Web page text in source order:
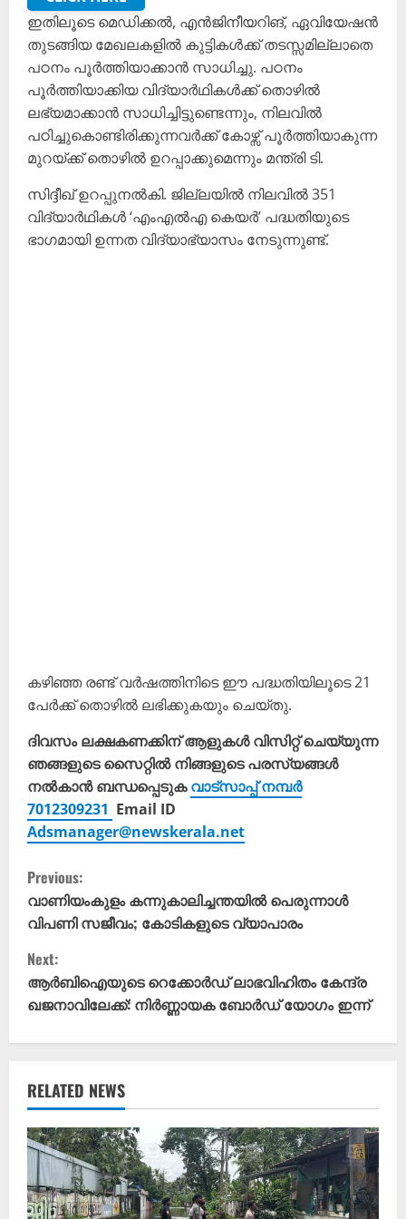
ഇതിലൂടെ മെഡിക്കൽ, എൻജിനീയറിങ്, ഏവിയേഷൻ
തുടങ്ങിയ മേഖലകളിൽ കുട്ടികൾക്ക് തടസ്സമില്ലാതെ
പഠനം പൂർത്തിയാക്കാൻ സാധിച്ചു. പഠനം
പൂർത്തിയാക്കിയ വിദ്യാർഥികൾക്ക് തൊഴിൽ
ലഭ്യമാക്കാൻ സാധിച്ചിട്ടുണ്ടെന്നും, നിലവിൽ
പഠിച്ചുകൊണ്ടിരിക്കുന്നവർക്ക് കോഴ്സ് പൂർത്തിയാകുന്ന
മുറയ്ക്ക് തൊഴിൽ ഉറപ്പാക്കുമെന്നും മന്ത്രി ടി.
സിദ്ദീഖ് ഉറപ്പുനൽകി. ജില്ലയിൽ നിലവിൽ 351
വിദ്യാർഥികൾ ‘എംഎൽഎ കെയർ’ പദ്ധതിയുടെ
ഭാഗമായി ഉന്നത വിദ്യാഭ്യാസം നേടുന്നുണ്ട്.
കഴിഞ്ഞ രണ്ട് വർഷത്തിനിടെ ഈ പദ്ധതിയിലൂടെ 21
പേർക്ക് തൊഴിൽ ലഭിക്കുകയും ചെയ്തു.
ദിവസം ലക്ഷകണക്കിന് ആളുകൾ വിസിറ്റ് ചെയ്യുന്ന
ഞങ്ങളുടെ സൈറ്റിൽ നിങ്ങളുടെ പരസ്യങ്ങൾ
നൽകാൻ ബന്ധപ്പെടുകവാട്സാപ്പ് നമ്പർ
7012309231 Email ID
Adsmanager@newskerala.net
C
o
n
t
i
u
e
R
Previous:
വാണിയംകുളം കന്നുകാലിച്ചന്തയിൽ പെരുന്നാൾ
വിപണി സജീവം; കോടികളുടെ വ്യാപാരം
Next:
ആർബിഐയുടെ റെക്കോർഡ് ലാഭവിഹിതം കേന്ദ്ര
ഖജനാവിലേക്ക്: നിർണ്ണായക ബോർഡ് യോഗം ഇന്ന്
RELATED NEWS